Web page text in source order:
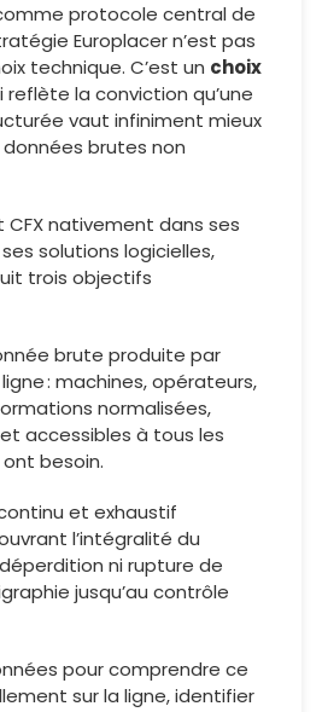
protocole central de
Europlacer n’est pas
technique. C’est un choix
reflète la conviction qu’une
vaut infiniment mieux
données brutes non
nativement dans ses
solutions logicielles,
trois objectifs
brute produite par
: machines, opérateurs,
normalisées,
accessibles à tous les
besoin.
et exhaustif
l’intégralité du
ni rupture de
jusqu’au contrôle
pour comprendre ce
sur la ligne, identifier